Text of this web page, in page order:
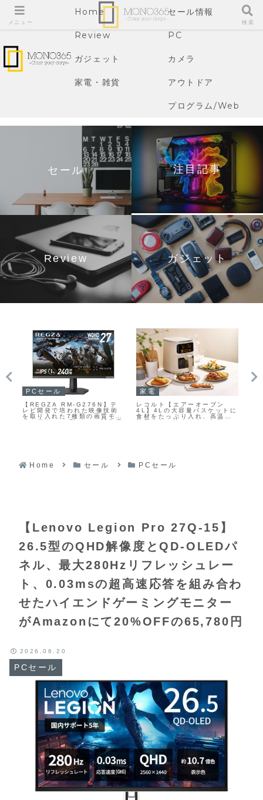
Home セール情報
Review PC
ガジェット カメラ
家電・雑貨 アウトドア
プログラム/Web
セール 注目記事
Review ガジェット
PC
Epic Games Storeで毎週
ゲーム無料配布中
ガジェットセール
【Anker MagGo Wireless
Charging Station
(Foldable 3-in-1) ピカチ
ュウモデル】Qi2対応のマグ
10,990円
Home セール PCセール
【Lenovo Legion Pro 27Q-15】
26.5型のQHD解像度とQD-OLEDパ
ネル、最大280Hzリフレッシュレー
ト、0.03msの超高速応答を組み合わ
せたハイエンドゲーミングモニター
がAmazonにて20%OFFの65,780円
PCセール
2026.06.20
メニュー 検索